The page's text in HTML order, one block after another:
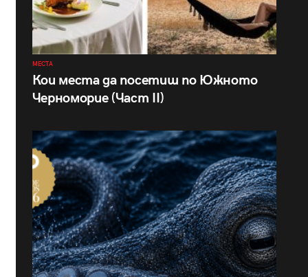
МЕСТА
Кои места да посетиш по Южното
Черноморие (Част II)